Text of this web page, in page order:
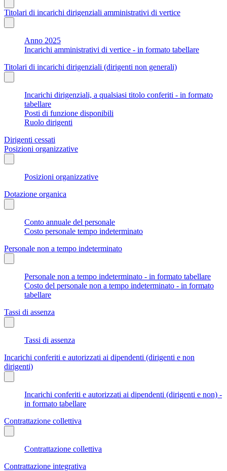
Titolari di incarichi dirigenziali amministrativi di vertice
Anno 2025
Incarichi amministrativi di vertice - in formato tabellare
Titolari di incarichi dirigenziali (dirigenti non generali)
Incarichi dirigenziali, a qualsiasi titolo conferiti - in formato
tabellare
Posti di funzione disponibili
Ruolo dirigenti
Dirigenti cessati
Posizioni organizzative
Posizioni organizzative
Dotazione organica
Conto annuale del personale
Costo personale tempo indeterminato
Personale non a tempo indeterminato
Personale non a tempo indeterminato - in formato tabellare
Costo del personale non a tempo indeterminato - in formato
tabellare
Tassi di assenza
Tassi di assenza
Incarichi conferiti e autorizzati ai dipendenti (dirigenti e non
dirigenti)
Incarichi conferiti e autorizzati ai dipendenti (dirigenti e non) -
in formato tabellare
Contrattazione collettiva
Contrattazione collettiva
Contrattazione integrativa